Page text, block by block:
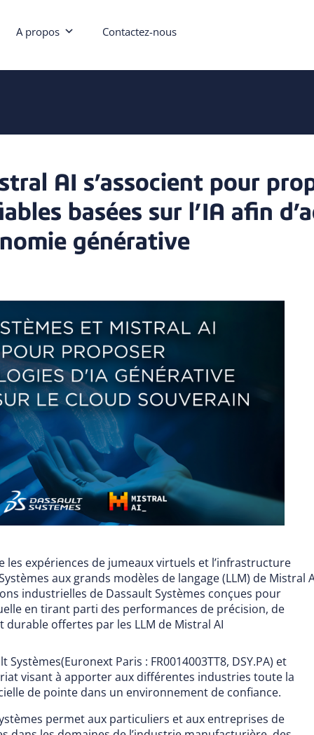
A propos Contactez-nous
AI s’associent pour
basées sur l’IA afin
générative
expériences de jumeaux virtuels et l’infrastructure
aux grands modèles de langage (LLM) de Mistral
industrielles de Dassault Systèmes conçues pour
en tirant parti des performances de précision, de
offertes par les LLM de Mistral AI
Systèmes(Euronext Paris : FR0014003TT8, DSY.PA) et
visant à apporter aux différentes industries toute la
de pointe dans un environnement de confiance.
permet aux particuliers et aux entreprises de